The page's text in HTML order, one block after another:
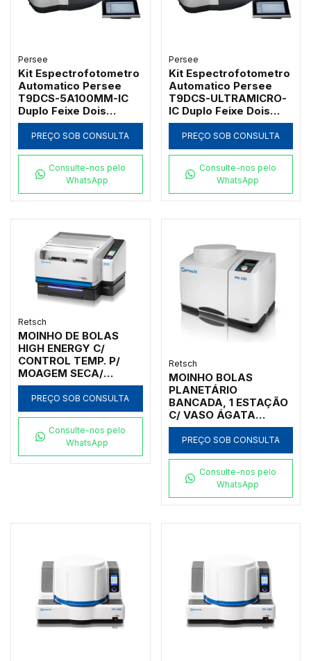
Persee
Kit Espectrofotometro
Automatico Persee
T9DCS-5A100MM-IC
Duplo Feixe Dois
Monocromadores com
Suportes para Cubetas
de 5mm a 100mm
PREÇO SOB CONSULTA
Consulte-nos pelo
WhatsApp
Persee
Kit Espectrofotometro
Automatico Persee
T9DCS-ULTRAMICRO-
IC Duplo Feixe Dois
Monocromadores com
Suporte para 2
Ultramicro Cubetas
PREÇO SOB CONSULTA
Consulte-nos pelo
WhatsApp
Retsch
MOINHO DE BOLAS
HIGH ENERGY C/
CONTROL TEMP. P/
MOAGEM SECA/
ÚMIDA/CRIOGÊNICA,
30HZ - MM 500
CONTROL
PREÇO SOB CONSULTA
Consulte-nos pelo
WhatsApp
Retsch
MOINHO BOLAS
PLANETÁRIO
BANCADA, 1 ESTAÇÃO
C/ VASO ÁGATA
125ML, INICIAL
<100MM, FINAL <1UM
PREÇO SOB CONSULTA
Consulte-nos pelo
WhatsApp